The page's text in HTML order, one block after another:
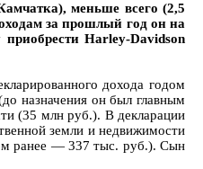
меньше всего (2,5
за прошлый год он на
Harley-Davidson
дохода годом
назначения он был главным
(35 млн руб.). В декларации
земли и недвижимости
ранее — 337 тыс. руб.). Сын